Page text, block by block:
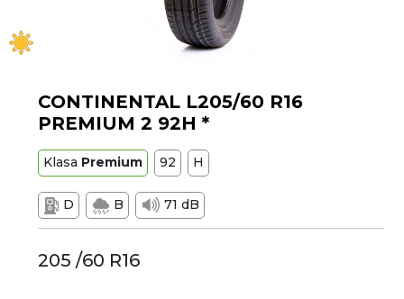
CONTINENTAL L205/60 R16
PREMIUM 2 92H *
Klasa Premium 92 H
D B 71 dB
205 /60 R16